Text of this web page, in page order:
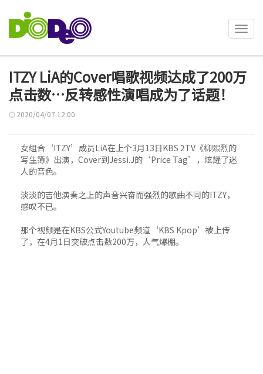
ITZY LiA的Cover唱歌视频达成了200万
点击数…反转感性演唱成为了话题！
2020/04/07 12:00
女组合‘ITZY’成员LiA在上个3月13日KBS 2TV《柳熙烈的
写生簿》出演，Cover到Jessi.J的‘Price Tag’，炫耀了迷
人的音色。
淡淡的吉他演奏之上的声音兴奋而强烈的歌曲不同的ITZY，
感叹不已。
那个视频是在KBS公式Youtube频道‘KBS Kpop’被上传
了，在4月1日突破点击数200万，人气爆棚。